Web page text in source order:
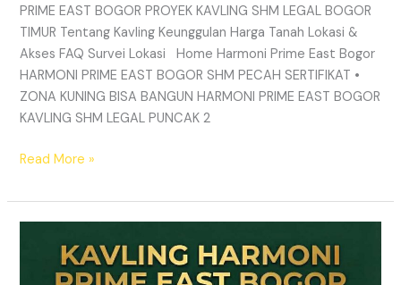
PRIME EAST BOGOR PROYEK KAVLING SHM LEGAL BOGOR
TIMUR Tentang Kavling Keunggulan Harga Tanah Lokasi &
Akses FAQ Survei Lokasi Home Harmoni Prime East Bogor
HARMONI PRIME EAST BOGOR SHM PECAH SERTIFIKAT •
ZONA KUNING BISA BANGUN HARMONI PRIME EAST BOGOR
KAVLING SHM LEGAL PUNCAK 2
Read More »
MURAH